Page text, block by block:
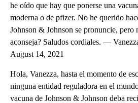
he oído que hay que ponerse una
moderna o de pfizer. No he querido
Johnson & Johnson se pronuncie, pero
aconseja? Saludos cordiales. —
August 14, 2021
Hola, Vanezza, hasta el momento de
ninguna entidad reguladora en el
vacuna de Johnson & Johnson deba